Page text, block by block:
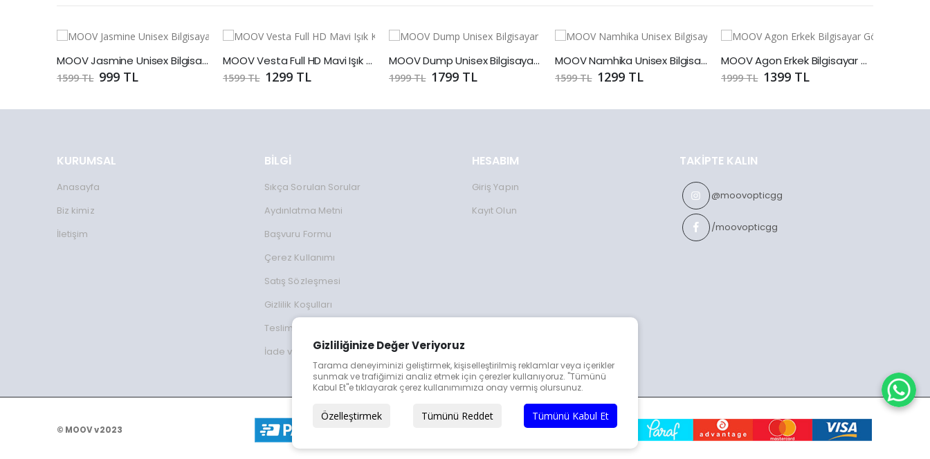
Gizliliğinize Değer Veriyoruz
Tarama deneyiminizi geliştirmek, kişiselleştirilmiş reklamlar veya içerikler
sunmak ve trafiğimizi analiz etmek için çerezler kullanıyoruz. "Tümünü
Kabul Et"e tıklayarak çerez kullanımımıza onay vermiş olursunuz.
Özelleştirmek Tümünü Reddet Tümünü Kabul Et
MOOV Jasmine Unisex Bilgisayar Gözlüğü
1599 TL 999 TL
MOOV Vesta Full HD Mavi Işık Koruyucu Ekran Gözlüğü
1599 TL 1299 TL
MOOV Dump Unisex Bilgisayar Gözlüğü
1999 TL 1799 TL
MOOV Namhika Unisex Bilgisayar Gözlüğü
1599 TL 1299 TL
MOOV Agon Erkek Bilgisayar Gözlüğü
1999 TL 1399 TL
KURUMSAL
Anasayfa
Biz kimiz
İletişim
BİLGİ
Sıkça Sorulan Sorular
Aydınlatma Metni
Başvuru Formu
Çerez Kullanımı
Satış Sözleşmesi
Gizlilik Koşulları
Teslimat Bilgileri
İade ve Değişim
HESABIM
Giriş Yapın
Kayıt Olun
TAKIPTE KALIN
@moovopticgg
/moovopticgg
© MOOV v2023